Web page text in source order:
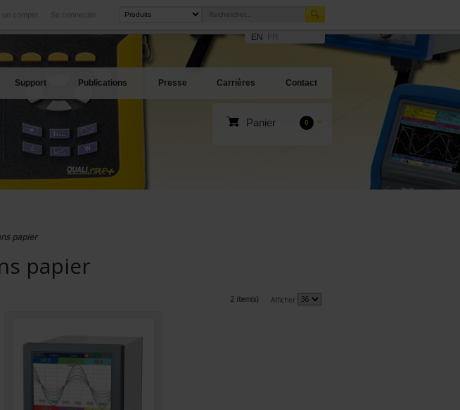
Se connecter
un compte
Nos meilleures offres
EN
Support Publications Presse Carrières Contact
Panier 0
papier
papier
2 item(s) Afficher